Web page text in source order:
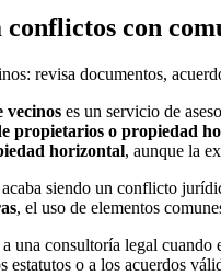
con
revisa documentos,
vecinos es un servicio de
propietarios o propiedad
horizontal, aunque la
siendo un conflicto
, el uso de elementos
una consultoría legal
o a los acuerdos